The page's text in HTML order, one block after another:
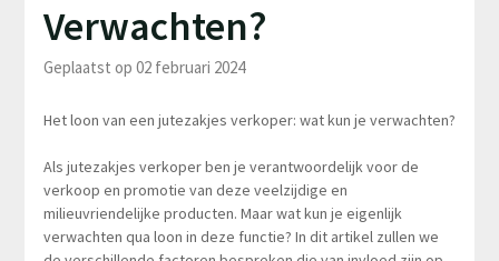
Verwachten?
Geplaatst op 02 februari 2024
Het loon van een jutezakjes verkoper: wat kun je verwachten?
Als jutezakjes verkoper ben je verantwoordelijk voor de
verkoop en promotie van deze veelzijdige en
milieuvriendelijke producten. Maar wat kun je eigenlijk
verwachten qua loon in deze functie? In dit artikel zullen we